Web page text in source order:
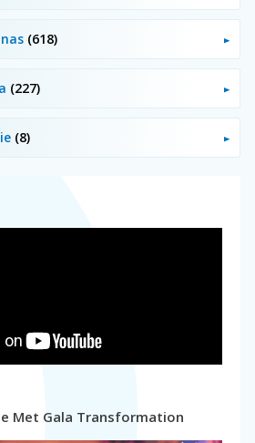
(618)
(227)
(8)
Met Gala Transformation